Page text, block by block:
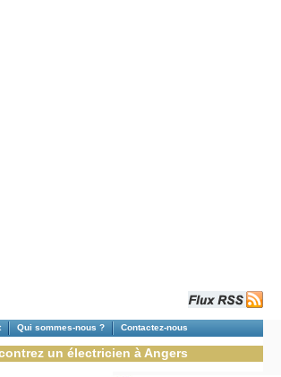
Qui sommes-nous ? Contactez-nous
un électricien à Angers